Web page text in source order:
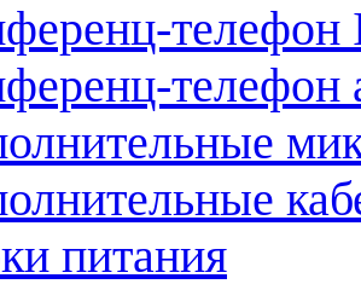
телефон
телефон
питания